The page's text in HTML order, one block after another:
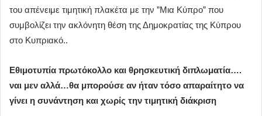
του απένειμε τιμητική πλακέτα με την ”Μια Κύπρο” που
συμβολίζει την ακλόνητη θέση της Δημοκρατίας της Κύπρου
στο Κυπριακό..
Εθιμοτυπία πρωτόκολλο και θρησκευτική διπλωματία….
ναι μεν αλλά…θα μπορούσε αν ήταν τόσο απαραίτητο να
γίνει η συνάντηση και χωρίς την τιμητική διάκριση